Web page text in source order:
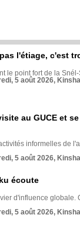
l'étiage, c'est
le point fort de la
5 août 2026,
au GUCE et
informelles de
5 août 2026,
écoute
d'influence globale.
5 août 2026,